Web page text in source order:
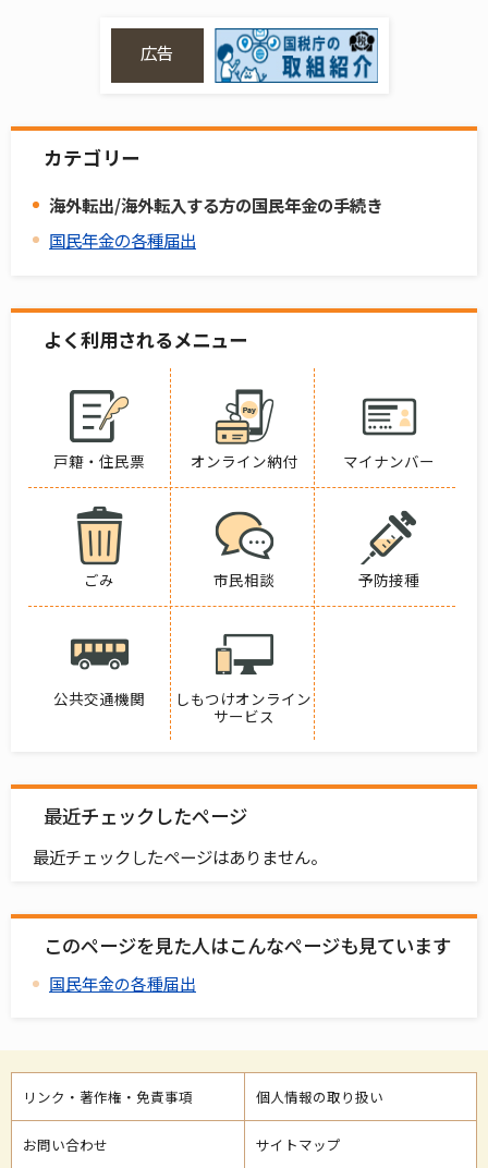
広告
カテゴリー
海外転出/海外転入する方の国民年金の手続き
国民年金の各種届出
よく利用されるメニュー
戸籍・住民票 オンライン納付 マイナンバー
ごみ 市民相談 予防接種
公共交通機関
しもつけオンライン
サービス
最近チェックしたページ
最近チェックしたページはありません。
このページを見た人はこんなページも見ています
国民年金の各種届出
リンク・著作権・免責事項 個人情報の取り扱い
お問い合わせ サイトマップ